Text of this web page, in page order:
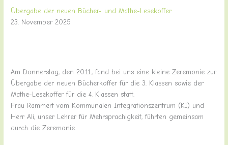
Übergabe der neuen Bücher- und Mathe-Lesekoffer
23. November 2025
Am Donnerstag, den 20.11., fand bei uns eine kleine Zeremonie zur
Übergabe der neuen Bücherkoffer für die 3. Klassen sowie der
Mathe-Lesekoffer für die 4. Klassen statt.
Frau Rammert vom Kommunalen Integrationszentrum (KI) und
Herr Ali, unser Lehrer für Mehrsprachigkeit, führten gemeinsam
durch die Zeremonie.